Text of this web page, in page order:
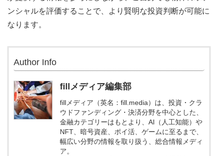
ンシャルを評価することで、より賢明な投資判断が可能に
なります。
Author Info
fillメディア編集部
fillメディア（英名：fill.media）は、投資・クラ
ウドファンディング・決済分野を中心とした、
金融カテゴリーはもとより、AI（人工知能）や
NFT、暗号資産、ポイ活、ゲームに至るまで、
幅広い分野の情報を取り扱う、総合情報メディ
ア。